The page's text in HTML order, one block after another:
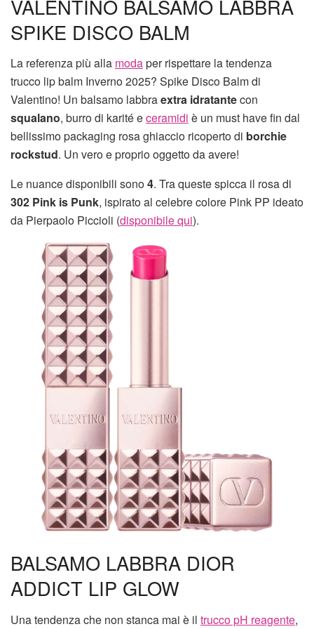
VALENTINO BALSAMO LABBRA
SPIKE DISCO BALM
La referenza più alla modaper rispettare la tendenza
trucco lip balm Inverno 2025? Spike Disco Balm di
Valentino! Un balsamo labbraextra idratantecon
squalano, burro di karité eceramidi è un must have fin dal
bellissimo packaging rosa ghiaccio ricoperto di borchie
rockstud. Un vero e proprio oggetto da avere!
Le nuance disponibili sono4. Tra queste spicca il rosa di
302 Pink is Punk, ispirato al celebre colore Pink PP ideato
da Pierpaolo Piccioli (disponibile qui).
BALSAMO LABBRA DIOR
ADDICT LIP GLOW
Una tendenza che non stanca mai è il trucco pH reagente,